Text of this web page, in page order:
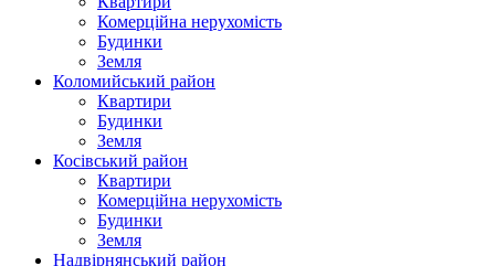
Комерційна нерухомість
Будинки
Земля
Коломийський район
Квартири
Будинки
Земля
Косівський район
Квартири
Комерційна нерухомість
Будинки
Земля
Надвірнянський район